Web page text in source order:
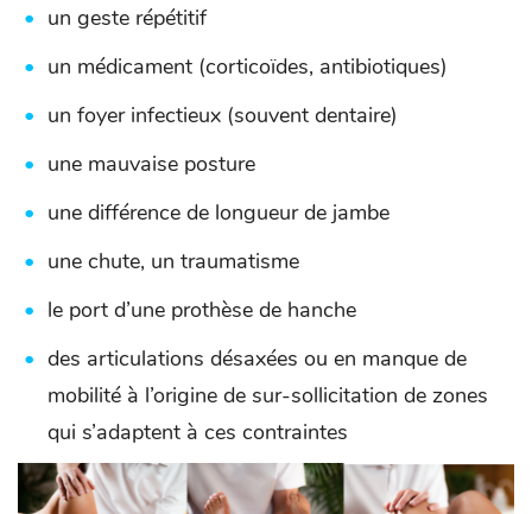
un geste répétitif
un médicament (corticoïdes, antibiotiques)
un foyer infectieux (souvent dentaire)
une mauvaise posture
une différence de longueur de jambe
une chute, un traumatisme
le port d’une prothèse de hanche
des articulations désaxées ou en manque de
mobilité à l’origine de sur-sollicitation de zones
qui s’adaptent à ces contraintes